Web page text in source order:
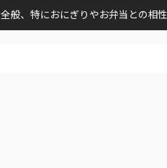
般、特におにぎりやお弁当との相